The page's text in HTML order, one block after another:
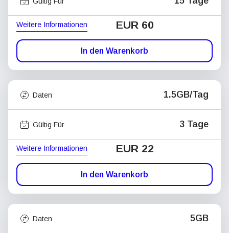
Weitere Informationen EUR 60
In den Warenkorb
Daten 1.5GB/Tag
Gültig Für 3 Tage
Weitere Informationen EUR 22
In den Warenkorb
Daten 5GB